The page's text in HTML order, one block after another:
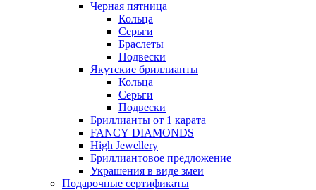
Черная пятница
Кольца
Серьги
Браслеты
Подвески
Якутские бриллианты
Кольца
Серьги
Подвески
Бриллианты от 1 карата
FANCY DIAMONDS
High Jewellery
Бриллиантовое предложение
Украшения в виде змеи
Подарочные сертификаты